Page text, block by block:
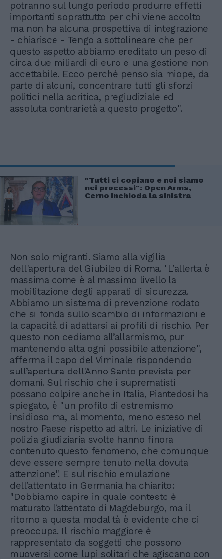
potranno sul lungo periodo produrre effetti
importanti soprattutto per chi viene accolto
ma non ha alcuna prospettiva di integrazione
- chiarisce - Tengo a sottolineare che per
questo aspetto abbiamo ereditato un peso di
circa due miliardi di euro e una gestione non
accettabile. Ecco perché penso sia miope, da
parte di alcuni, concentrare tutti gli sforzi
politici nella acritica, pregiudiziale ed
assoluta contrarietà a questo progetto".
"Tutti ci copiano e noi siamo
nei processi": Open Arms,
Cerno inchioda la sinistra
Non solo migranti. Siamo alla vigilia
dell'apertura del Giubileo di Roma. "L’allerta è
massima come è al massimo livello la
mobilitazione degli apparati di sicurezza.
Abbiamo un sistema di prevenzione rodato
che si fonda sullo scambio di informazioni e
la capacità di adattarsi ai profili di rischio. Per
questo non cediamo all’allarmismo, pur
mantenendo alta ogni possibile attenzione",
afferma il capo del Viminale rispondendo
sull’apertura dell'Anno Santo prevista per
domani. Sul rischio che i suprematisti
possano colpire anche in Italia, Piantedosi ha
spiegato, è "un profilo di estremismo
insidioso ma, al momento, meno esteso nel
nostro Paese rispetto ad altri. Le iniziative di
polizia giudiziaria svolte hanno finora
contenuto questo fenomeno, che comunque
deve essere sempre tenuto nella dovuta
attenzione". E sul rischio emulazione
dell’attentato in Germania ha chiarito:
"Dobbiamo capire in quale contesto è
maturato l’attentato di Magdeburgo, ma il
ritorno a questa modalità è evidente che ci
preoccupa. Il rischio maggiore è
rappresentato da soggetti che possono
muoversi come lupi solitari che agiscano con